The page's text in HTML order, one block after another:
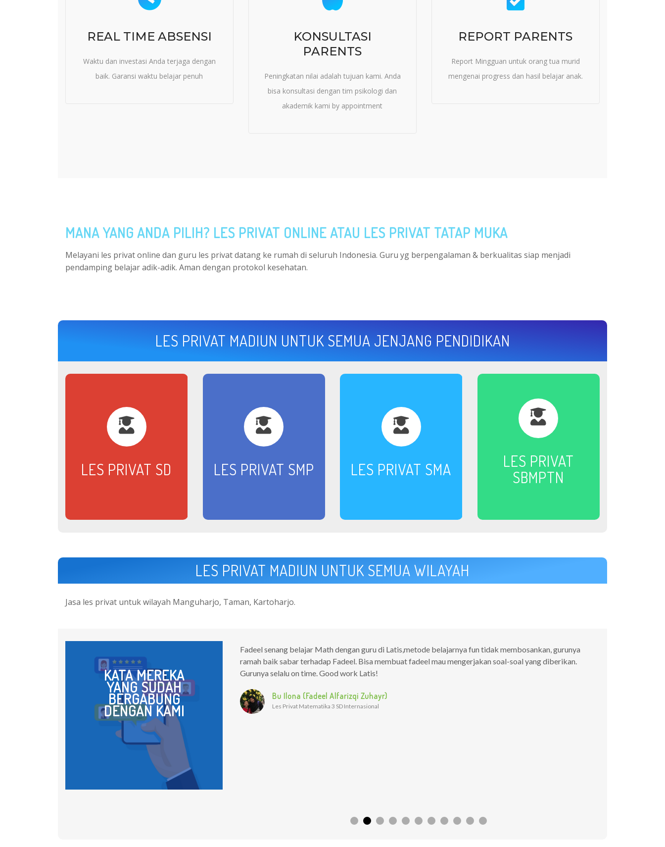
REAL TIME ABSENSI
Waktu dan investasi Anda terjaga dengan
baik. Garansi waktu belajar penuh
KONSULTASI
PARENTS
Peningkatan nilai adalah tujuan kami. Anda
bisa konsultasi dengan tim psikologi dan
akademik kami by appointment
REPORT PARENTS
Report Mingguan untuk orang tua murid
mengenai progress dan hasil belajar anak.
MANA YANG ANDA PILIH? LES PRIVAT ONLINE ATAU LES PRIVAT TATAP MUKA
Melayani les privat online dan guru les privat datang ke rumah di seluruh Indonesia. Guru yg berpengalaman & berkualitas siap menjadi
pendamping belajar adik-adik. Aman dengan protokol kesehatan.
LES PRIVAT MADIUN UNTUK SEMUA JENJANG PENDIDIKAN
LES PRIVAT SD LES PRIVAT SMP LES PRIVAT SMA
LES PRIVAT
SBMPTN
LES PRIVAT MADIUN UNTUK SEMUA WILAYAH
Jasa les privat untuk wilayah Manguharjo, Taman, Kartoharjo.
KATA MEREKA
YANG SUDAH
BERGABUNG
DENGAN KAMI
melalui jalur SBMPTN. Najla sudah mulai ikut privat di
ikut les matematika dng kak dytta selama 3 tahun.
dengan les privat tsb, lebih paham dan mampu mengerjakan soal
maupun ketika mengikuti ujian2 masuk PTN
yang sudah membantu dan membimbing najla dalam belajar
Fadeel senang belajar Math dengan guru di Latis,metode belajarnya fun tidak membosankan, gurunya
ramah baik sabar terhadap Fadeel. Bisa membuat fadeel mau mengerjakan soal-soal yang diberikan.
Gurunya selalu on time. Good work Latis!
Bu Ilona (Fadeel Alfarizqi Zuhayr)
Les Privat Matematika 3 SD Internasional